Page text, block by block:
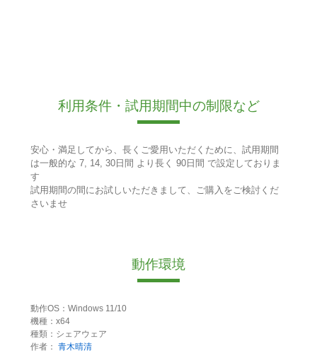
利用条件・試用期間中の制限など
安心・満足してから、長くご愛用いただくために、試用期間
は一般的な 7, 14, 30日間 より長く 90日間 で設定しておりま
す
試用期間の間にお試しいただきまして、ご購入をご検討くだ
さいませ
動作環境
動作OS：Windows 11/10
機種：x64
種類：シェアウェア
作者： 青木晴清